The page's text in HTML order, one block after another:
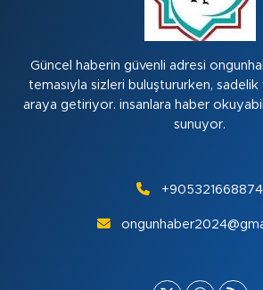
Güncel haberin güvenli adresi
temasıyla sizleri buluştururken,
araya getiriyor. insanlara haber
sunuyor.
+905321668874